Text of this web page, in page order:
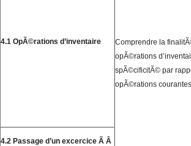
4.1 OpÃ©rations d’inventaire
Comprendre la
opÃ©rations
spÃ©cificitÃ© par
opÃ©rations
4.2 Passage d’un excercice Ã Â